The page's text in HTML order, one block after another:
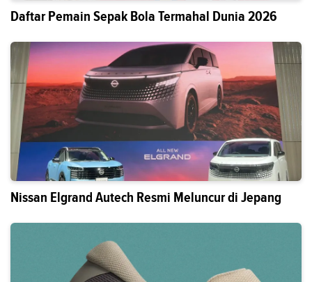
Daftar Pemain Sepak Bola Termahal Dunia 2026
Nissan Elgrand Autech Resmi Meluncur di Jepang